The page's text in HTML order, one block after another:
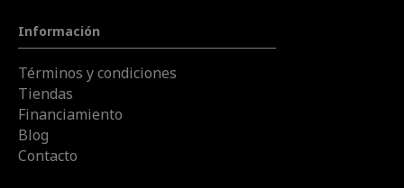
Información
Términos y condiciones
Tiendas
Financiamiento
Blog
Contacto